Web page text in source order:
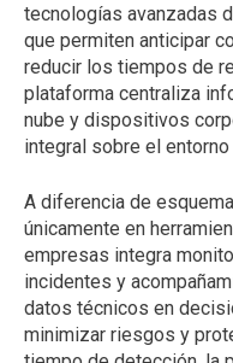
tecnologías avanzadas
que permiten anticipar
reducir los tiempos de
plataforma centraliza
nube y dispositivos
integral sobre el
A diferencia de
únicamente en
empresas integra
incidentes y
datos técnicos en
minimizar riesgos y